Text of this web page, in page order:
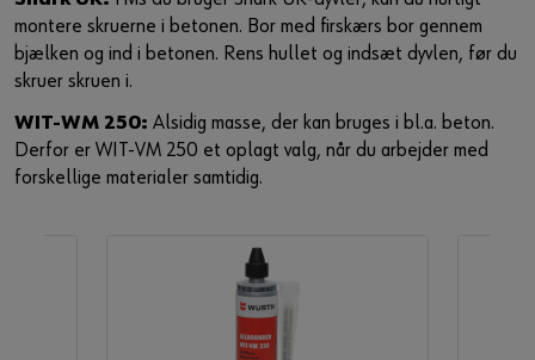
montere skruerne i betonen. Bor med firskærs bor gennem
bjælken og ind i betonen. Rens hullet og indsæt dyvlen, før du
skruer skruen i.​
WIT-WM 250: Alsidig masse, der kan bruges i bl.a. beton.
Derfor er WIT-VM 250 et oplagt valg, når du arbejder med
forskellige materialer samtidig.